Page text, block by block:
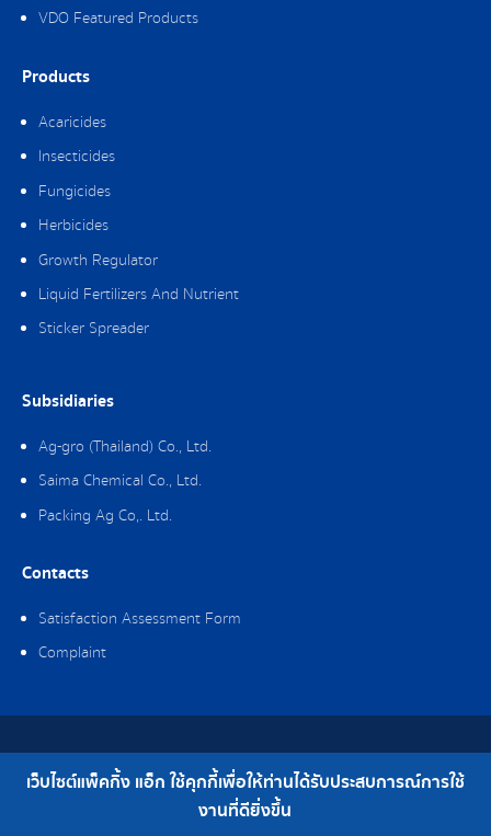
VDO Featured Products
Products
Acaricides
Insecticides
Fungicides
Herbicides
Growth Regulator
Liquid Fertilizers And Nutrient
Sticker Spreader
Subsidiaries
Ag-gro (Thailand) Co., Ltd.
Saima Chemical Co., Ltd.
Packing Ag Co,. Ltd.
Contacts
Satisfaction Assessment Form
Complaint
Copyright © 2019 Packing Ag Co,. Ltd. All Rights Reserved.
Telephone : 0-2308-2102 | Fax : 0-2308-2487
เว็บไซต์แพ็คกิ้ง แอ็ก ใช้คุกกี้เพื่อให้ท่านได้รับประสบการณ์การใช้
งานที่ดียิ่งขึ้น